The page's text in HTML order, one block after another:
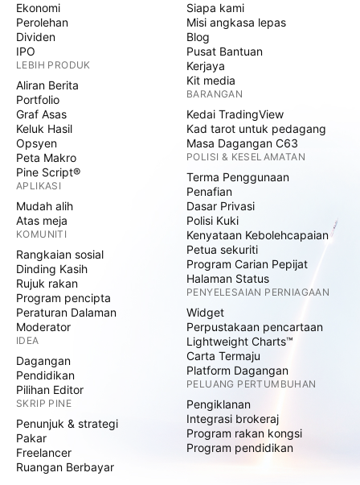
Ekonomi
Perolehan
Dividen
IPO
LEBIH PRODUK
Aliran Berita
Portfolio
Graf Asas
Keluk Hasil
Opsyen
Peta Makro
Pine Script®
APLIKASI
Mudah alih
Atas meja
KOMUNITI
Rangkaian sosial
Dinding Kasih
Rujuk rakan
Program pencipta
Peraturan Dalaman
Moderator
IDEA
Dagangan
Pendidikan
Pilihan Editor
SKRIP PINE
Penunjuk & strategi
Pakar
Freelancer
Ruangan Berbayar
Siapa kami
Misi angkasa lepas
Blog
Pusat Bantuan
Kerjaya
Kit media
BARANGAN
Kedai TradingView
Kad tarot untuk pedagang
Masa Dagangan C63
POLISI & KESELAMATAN
Terma Penggunaan
Penafian
Dasar Privasi
Polisi Kuki
Kenyataan Kebolehcapaian
Petua sekuriti
Program Carian Pepijat
Halaman Status
PENYELESAIAN PERNIAGAAN
Widget
Perpustakaan pencartaan
Lightweight Charts™
Carta Termaju
Platform Dagangan
PELUANG PERTUMBUHAN
Pengiklanan
Integrasi brokeraj
Program rakan kongsi
Program pendidikan